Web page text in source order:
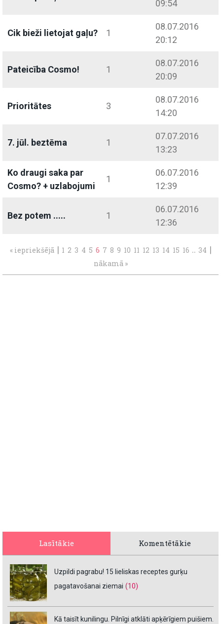
09:54
Cik bieži lietojat gaļu? 1
08.07.2016
20:12
Pateicība Cosmo! 1
08.07.2016
20:09
Prioritātes 3
08.07.2016
14:20
7. jūl. beztēma 1
07.07.2016
13:23
Ko draugi saka par
Cosmo? + uzlabojumi
1
06.07.2016
12:39
Bez potem ..... 1
06.07.2016
12:36
« iepriekšējā | 1 2 3 4 5 6 7 8 9 10 11 12 13 14 15 16 .. 34 |
nākamā »
Lasītākie Komentētākie
Uzpildi pagrabu! 15 lieliskas receptes gurķu
pagatavošanai ziemai (10)
Kā taisīt kunilingu. Pilnīgi atklāti apķērīgiem puišiem.